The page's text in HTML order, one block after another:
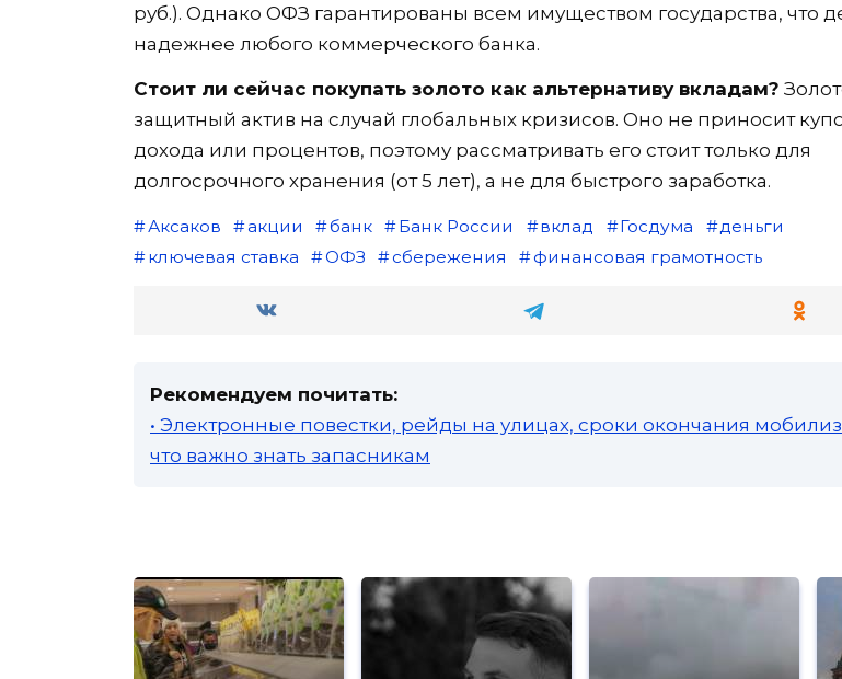
руб.). Однако ОФЗ гарантированы всем имуществом государства, что
надежнее любого коммерческого банка.
Стоит ли сейчас покупать золото как альтернативу вкладам?
защитный актив на случай глобальных кризисов. Оно не приносит
дохода или процентов, поэтому рассматривать его стоит только для
долгосрочного хранения (от 5 лет), а не для быстрого заработка.
Аксаков акции банк Банк России вклад Госдума
деньги
ключевая ставка
ОФЗ сбережения финансовая грамотность
Рекомендуем почитать:
• Электронные повестки, рейды на улицах, сроки окончания
что важно знать запасникам